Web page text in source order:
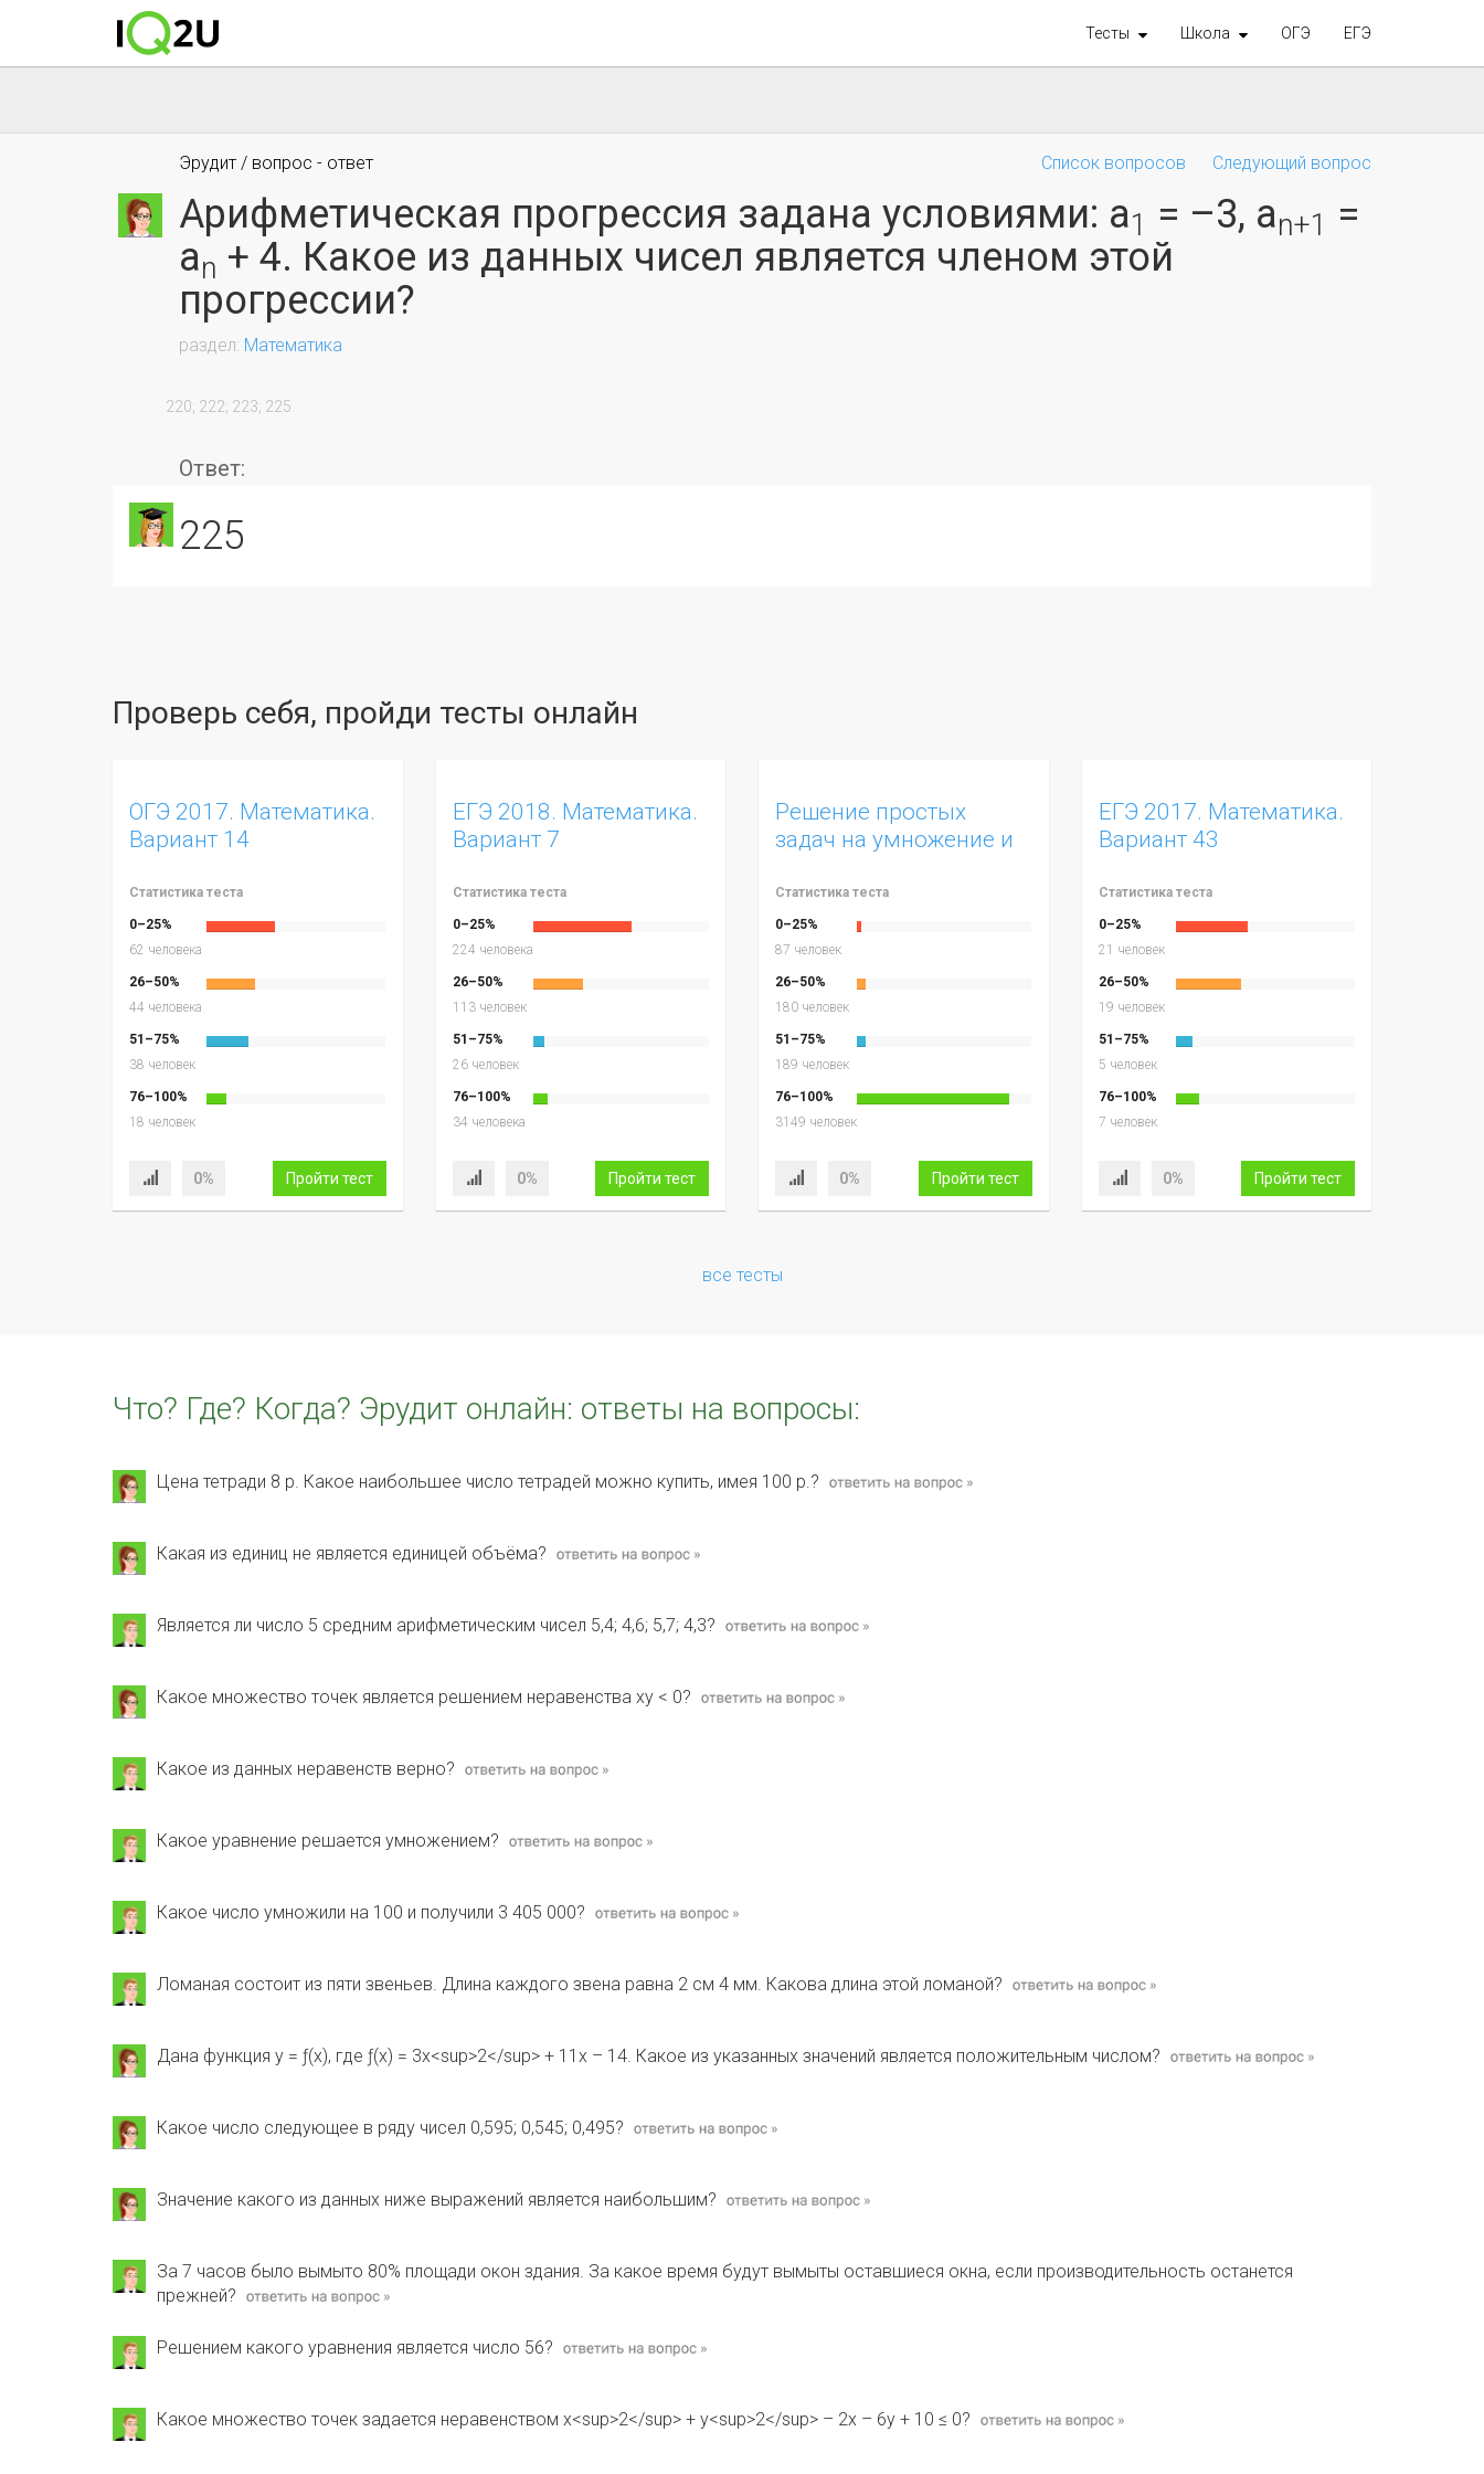
Тесты Школа ОГЭ ЕГЭ
Список вопросов Следующий вопрос
Эрудит / вопрос - ответ
Арифметическая прогрессия задана условиями: а1 = –3, аn+1 =
an + 4. Какое из данных чисел является членом этой
прогрессии?
Математика
Ответ:
225
Проверь себя, пройди тесты онлайн
ОГЭ 2017. Математика.
Вариант 14
Статистика теста
0–25%
62 человека
26–50%
44 человека
51–75%
38 человек
76–100%
18 человек
0% Пройти тест
ЕГЭ 2018. Математика.
Вариант 7
Статистика теста
0–25%
224 человека
26–50%
113 человек
51–75%
26 человек
76–100%
34 человека
0% Пройти тест
Решение простых
задач на умножение и
Статистика теста
0–25%
87 человек
26–50%
180 человек
51–75%
189 человек
76–100%
3149 человек
0% Пройти тест
ЕГЭ 2017. Математика.
Вариант 43
Статистика теста
0–25%
21 человек
26–50%
19 человек
51–75%
5 человек
76–100%
7 человек
0% Пройти тест
все тесты
Что? Где? Когда? Эрудит онлайн: ответы на вопросы:
Цена тетради 8 р. Какое наибольшее число тетрадей можно купить, имея 100 р.?
Какая из единиц не является единицей объёма?
Является ли число 5 средним арифметическим чисел 5,4; 4,6; 5,7; 4,3?
Какое множество точек является решением неравенства ху < 0?
Какое из данных неравенств верно?
Какое уравнение решается умножением?
Какое число умножили на 100 и получили 3 405 000?
Ломаная состоит из пяти звеньев. Длина каждого звена равна 2 см 4 мм. Какова длина этой ломаной?
Дана функция y = ƒ(x), где ƒ(х) = 3х<sup>2</sup> + 11х – 14. Какое из указанных значений является положительным числом?
Какое число следующее в ряду чисел 0,595; 0,545; 0,495?
Значение какого из данных ниже выражений является наибольшим?
За 7 часов было вымыто 80% площади окон здания. За какое время будут вымыты оставшиеся окна, если производительность останется
прежней?
Решением какого уравнения является число 56?
Какое множество точек задается неравенством х<sup>2</sup> + у<sup>2</sup> – 2х – 6у + 10 ≤ 0?